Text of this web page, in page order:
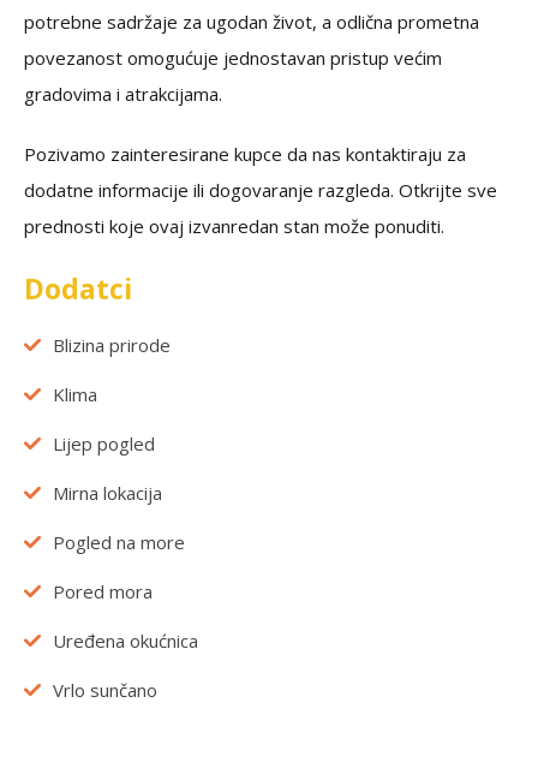
potrebne sadržaje za ugodan život, a odlična prometna
povezanost omogućuje jednostavan pristup većim
gradovima i atrakcijama.
Pozivamo zainteresirane kupce da nas kontaktiraju za
dodatne informacije ili dogovaranje razgleda. Otkrijte sve
prednosti koje ovaj izvanredan stan može ponuditi.
Dodatci
Blizina prirode
Klima
Lijep pogled
Mirna lokacija
Pogled na more
Pored mora
Uređena okućnica
Vrlo sunčano